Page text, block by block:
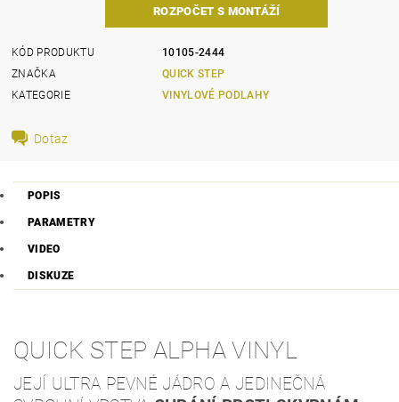
ROZPOČET S MONTÁŽÍ
KÓD PRODUKTU
10105-2444
ZNAČKA
QUICK STEP
KATEGORIE
VINYLOVÉ PODLAHY
Dotaz
POPIS
PARAMETRY
VIDEO
DISKUZE
QUICK STEP ALPHA VINYL
JEJÍ ULTRA PEVNÉ JÁDRO A JEDINEČNÁ